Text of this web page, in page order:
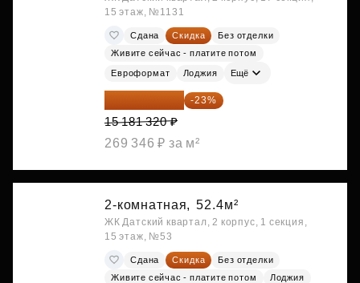
15 этаж, №1131
Сдана Скидка
Без отделки
Живите сейчас - платите потом
Евроформат Лоджия Ещё
11 689 616 ₽ -23%
15 181 320 ₽
269 346 ₽ за м²
2-комнатная, 52.4м²
ЖК Датский квартал, 2 корпус, 1 секция,
15 этаж, №53
Сдана Скидка
Без отделки
Живите сейчас - платите потом
Лоджия